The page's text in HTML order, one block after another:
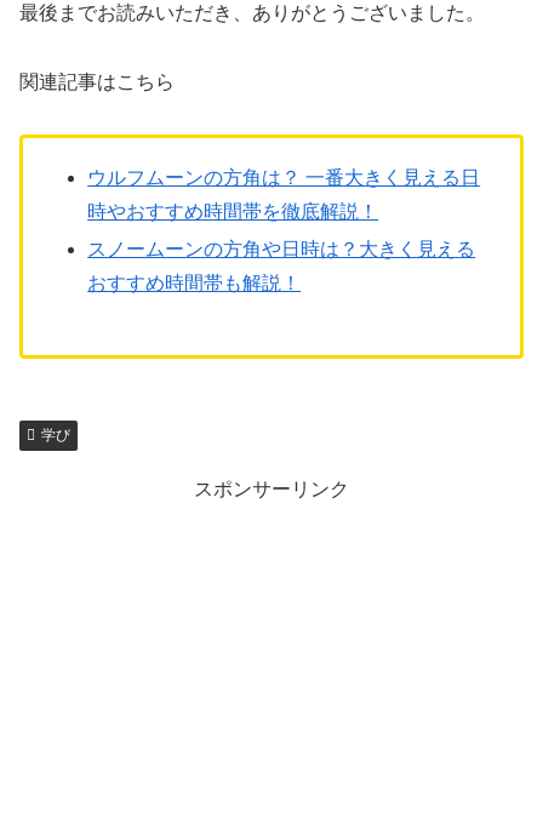
最後までお読みいただき、ありがとうございました。
関連記事はこちら
ウルフムーンの方角は？ 一番大きく見える日
時やおすすめ時間帯を徹底解説！
スノームーンの方角や日時は？大きく見える
おすすめ時間帯も解説！
学び
スポンサーリンク